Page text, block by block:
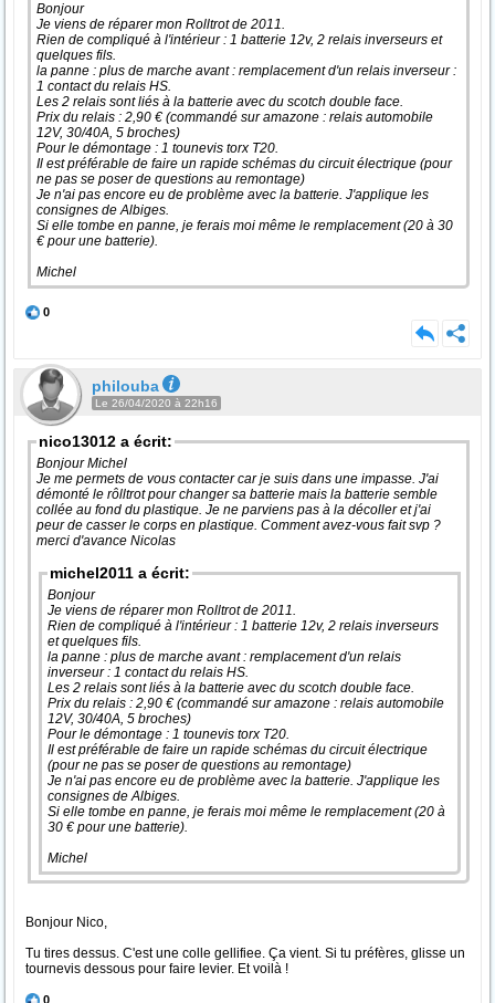
Bonjour
Je viens de réparer mon Rolltrot de 2011.
Rien de compliqué à l'intérieur : 1 batterie 12v, 2 relais inverseurs et
quelques fils.
la panne : plus de marche avant : remplacement d'un relais inverseur :
1 contact du relais HS.
Les 2 relais sont liés à la batterie avec du scotch double face.
Prix du relais : 2,90 € (commandé sur amazone : relais automobile
12V, 30/40A, 5 broches)
Pour le démontage : 1 tounevis torx T20.
Il est préférable de faire un rapide schémas du circuit électrique (pour
ne pas se poser de questions au remontage)
Je n'ai pas encore eu de problème avec la batterie. J'applique les
consignes de Albiges.
Si elle tombe en panne, je ferais moi même le remplacement (20 à 30
€ pour une batterie).
Michel
0
philouba
Le 26/04/2020 à 22h16
nico13012 a écrit:
Bonjour Michel
Je me permets de vous contacter car je suis dans une impasse. J'ai
démonté le rôlltrot pour changer sa batterie mais la batterie semble
collée au fond du plastique. Je ne parviens pas à la décoller et j'ai
peur de casser le corps en plastique. Comment avez-vous fait svp ?
merci d'avance Nicolas
michel2011 a écrit:
Bonjour
Je viens de réparer mon Rolltrot de 2011.
Rien de compliqué à l'intérieur : 1 batterie 12v, 2 relais inverseurs
et quelques fils.
la panne : plus de marche avant : remplacement d'un relais
inverseur : 1 contact du relais HS.
Les 2 relais sont liés à la batterie avec du scotch double face.
Prix du relais : 2,90 € (commandé sur amazone : relais automobile
12V, 30/40A, 5 broches)
Pour le démontage : 1 tounevis torx T20.
Il est préférable de faire un rapide schémas du circuit électrique
(pour ne pas se poser de questions au remontage)
Je n'ai pas encore eu de problème avec la batterie. J'applique les
consignes de Albiges.
Si elle tombe en panne, je ferais moi même le remplacement (20 à
30 € pour une batterie).
Michel
Bonjour Nico,
Tu tires dessus. C'est une colle gellifiee. Ça vient. Si tu préfères, glisse un
tournevis dessous pour faire levier. Et voilà !
0